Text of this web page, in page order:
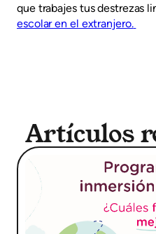
que trabajes tus destrezas
escolar en el extranjero.
Artículos